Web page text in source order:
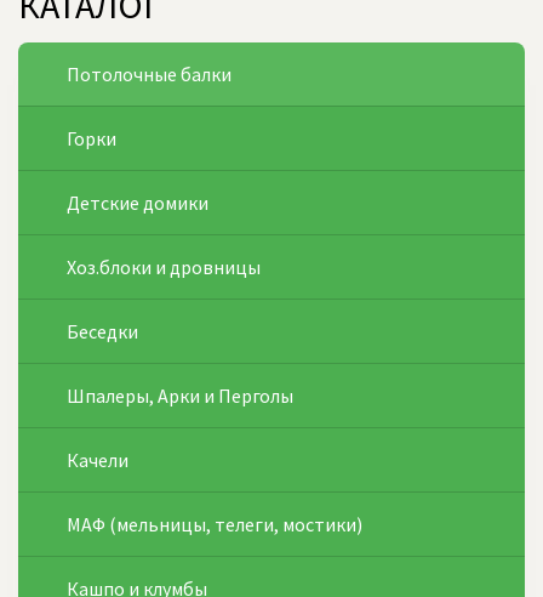
Потолочные балки
Горки
Детские домики
Хоз.блоки и дровницы
Беседки
Шпалеры, Арки и Перголы
Качели
МАФ (мельницы, телеги, мостики)
Кашпо и клумбы